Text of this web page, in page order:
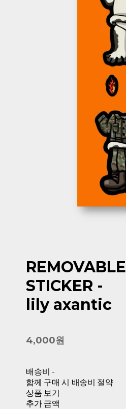
REMOVABLE
STICKER -
lily axantic
4,000원
배송비 -
함께 구매 시 배송비 절약
상품 보기
추가 금액